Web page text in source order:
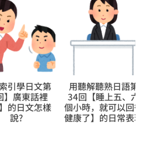
解聽熟日語第
睡上五、六
，就可以回復
】的日常表現
能令內容描述得更加
生動的擬聲及擬態語
一覽【か行】